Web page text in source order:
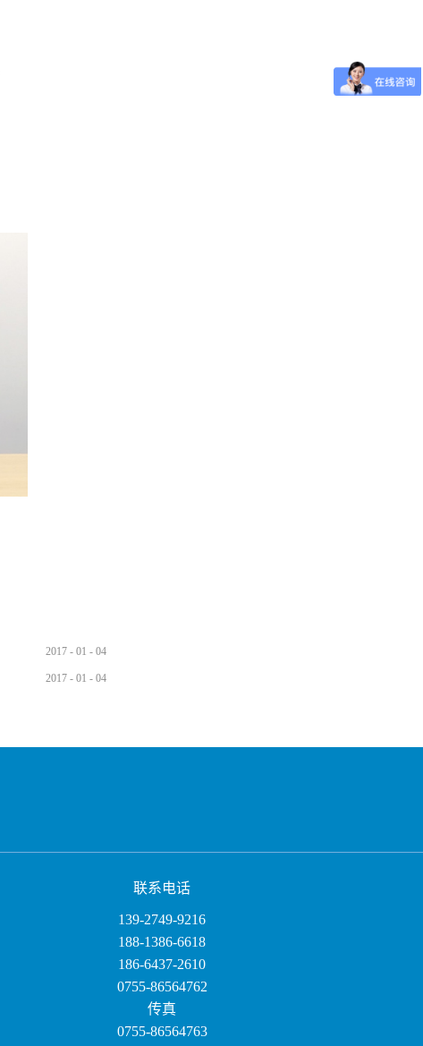
2017 - 01 - 04
2017 - 01 - 04
联系电话
139-2749-9216
188-1386-6618
186-6437-2610
0755-86564762
传真
0755-86564763